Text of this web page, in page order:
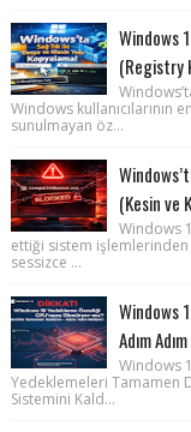
Windows
(Registry
Windows kullanıcılarının
sunulmayan öz...
(Kesin ve
Windows
ettiği sistem
sessizce ...
Windows
Adım
Windows
Yedeklemeleri Tamamen
Sistemini Kald...